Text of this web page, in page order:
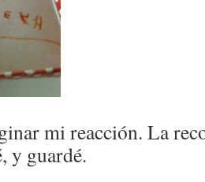
mi reacción. La
y guardé.